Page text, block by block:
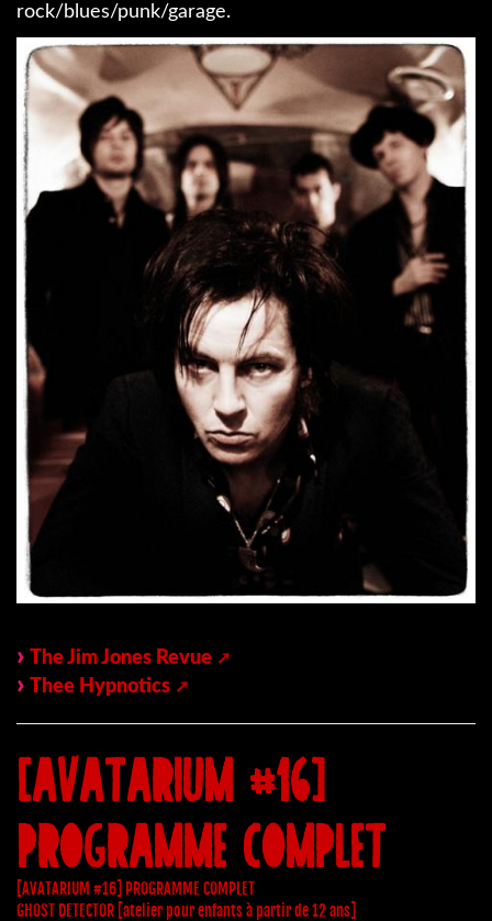
rock/blues/punk/garage.
The Jim Jones Revue
Thee Hypnotics
[AVATARIUM #16]
PROGRAMME COMPLET
[AVATARIUM #16] PROGRAMME COMPLET
GHOST DETECTOR [atelier pour enfants à partir de 12 ans]